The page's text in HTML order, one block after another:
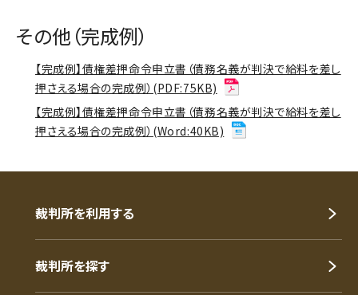
その他（完成例）
【完成例】債権差押命令申立書（債務名義が判決で給料を差し
押さえる場合の完成例）(PDF:75KB)
【完成例】債権差押命令申立書（債務名義が判決で給料を差し
押さえる場合の完成例）(Word:40KB)
裁判所を利用する
裁判所を探す